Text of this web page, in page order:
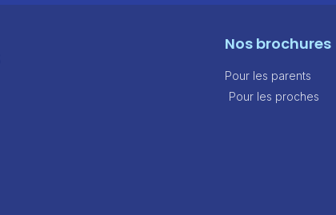
Nos brochures
Pour les parents
Pour les proches